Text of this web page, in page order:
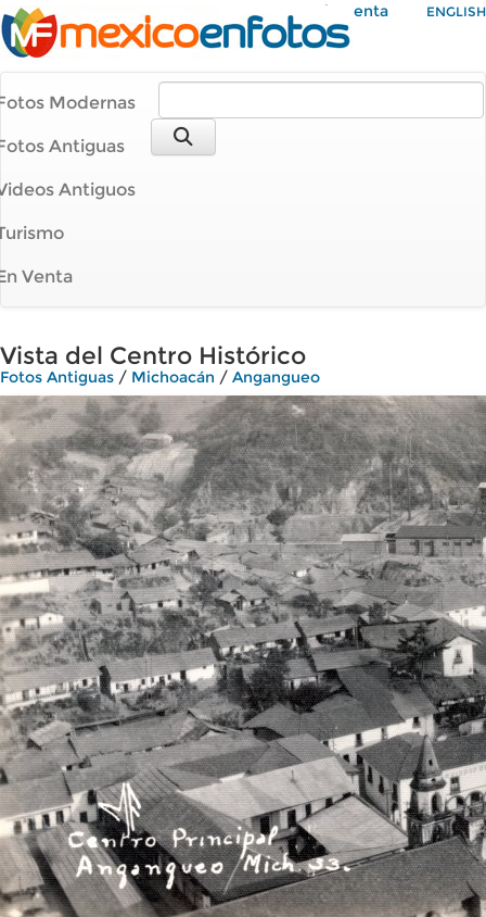
Mi Cuenta ENGLISH
Modernas
Antiguas
Antiguos
Venta
Vista del Centro Histórico
Fotos Antiguas / Michoacán / Angangueo